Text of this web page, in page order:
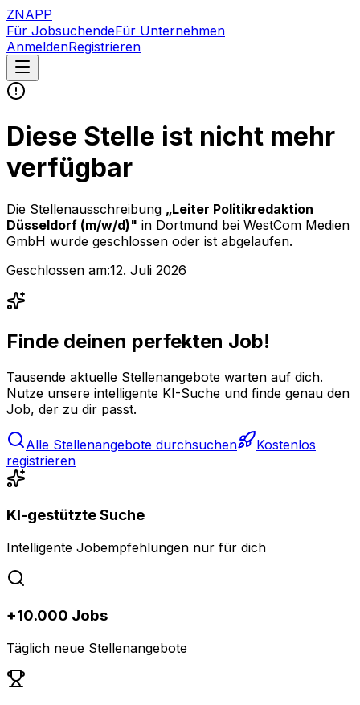
ZNAPP
Für JobsuchendeFür Unternehmen
AnmeldenRegistrieren
Diese Stelle ist nicht mehr
verfügbar
Die Stellenausschreibung „Leiter Politikredaktion
Düsseldorf (m/w/d)" in Dortmund bei WestCom Medien
GmbH wurde geschlossen oder ist abgelaufen.
Geschlossen am:12. Juli 2026
Finde deinen perfekten Job!
Tausende aktuelle Stellenangebote warten auf dich.
Nutze unsere intelligente KI-Suche und finde genau den
Job, der zu dir passt.
Alle Stellenangebote durchsuchen
Kostenlos
registrieren
KI-gestützte Suche
Intelligente Jobempfehlungen nur für dich
+10.000 Jobs
Täglich neue Stellenangebote